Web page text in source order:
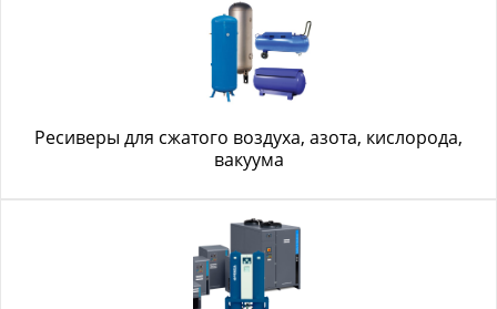
Ресиверы для сжатого воздуха, азота, кислорода,
вакуума